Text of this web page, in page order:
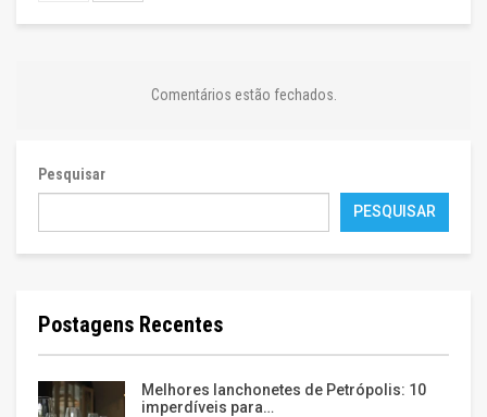
Comentários estão fechados.
Pesquisar
PESQUISAR
Postagens Recentes
Melhores lanchonetes de Petrópolis: 10
imperdíveis para…